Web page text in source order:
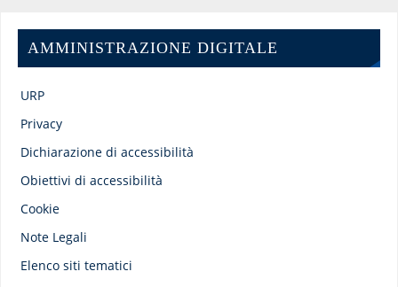
AMMINISTRAZIONE DIGITALE
URP
Privacy
Dichiarazione di accessibilità
Obiettivi di accessibilità
Cookie
Note Legali
Elenco siti tematici